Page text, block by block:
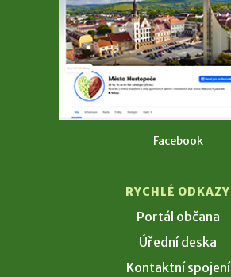
Facebook
RYCHLÉ ODKAZY
Portál občana
Úřední deska
Kontaktní spojení